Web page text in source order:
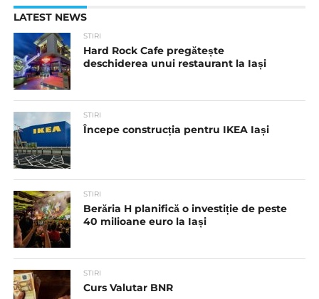
LATEST NEWS
STIRI
Hard Rock Cafe pregătește
deschiderea unui restaurant la Iași
STIRI
Începe construcția pentru IKEA Iași
STIRI
Berăria H planifică o investiție de peste
40 milioane euro la Iași
STIRI
Curs Valutar BNR